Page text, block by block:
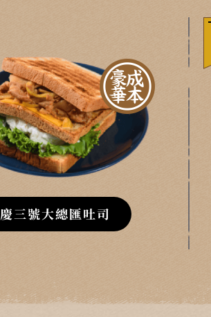
慶三號大總匯吐司